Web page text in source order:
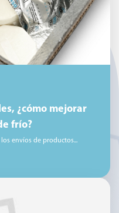
¿cómo mejorar
frío?
envíos de productos...